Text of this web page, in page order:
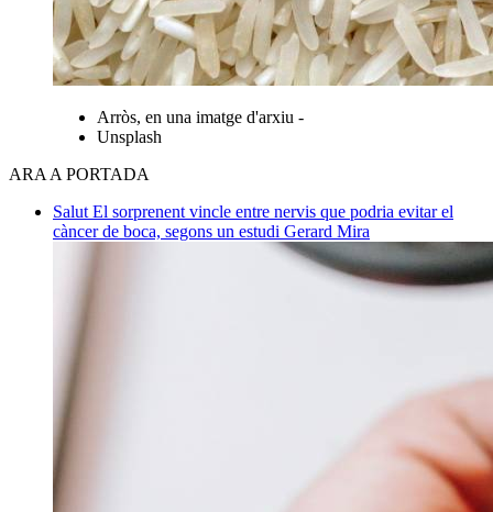
Arròs, en una imatge d'arxiu -
Unsplash
ARA A PORTADA
Salut El sorprenent vincle entre nervis que podria evitar el
càncer de boca, segons un estudi Gerard Mira